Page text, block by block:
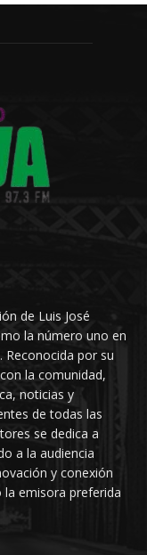
de Luis José
la número uno en
Reconocida por su
la comunidad,
noticias y
de todas las
se dedica a
a la audiencia
y conexión
la emisora preferida